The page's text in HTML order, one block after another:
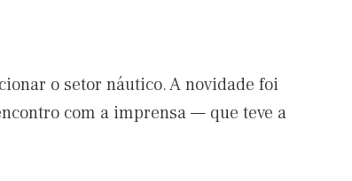
o setor náutico. A novidade foi
com a imprensa — que teve a